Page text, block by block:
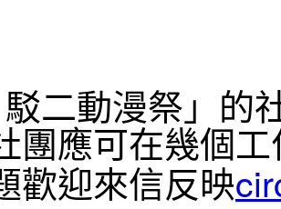
駁二動漫祭」的
團應可在幾個
歡迎來信反映